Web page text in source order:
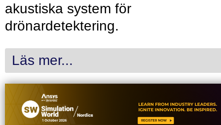
akustiska system för
drönardetektering.
Läs mer...